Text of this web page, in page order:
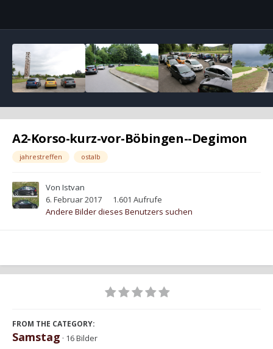
A2-Korso-kurz-vor-Böbingen--Degimon
jahrestreffen ostalb
Von Istvan
6. Februar 2017
1.601 Aufrufe
Andere Bilder dieses Benutzers suchen
FROM THE CATEGORY:
Samstag · 16 Bilder